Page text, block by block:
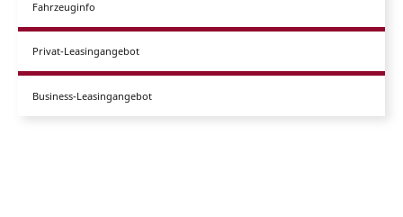
Fahrzeuginfo
Privat-Leasingangebot
Business-Leasingangebot